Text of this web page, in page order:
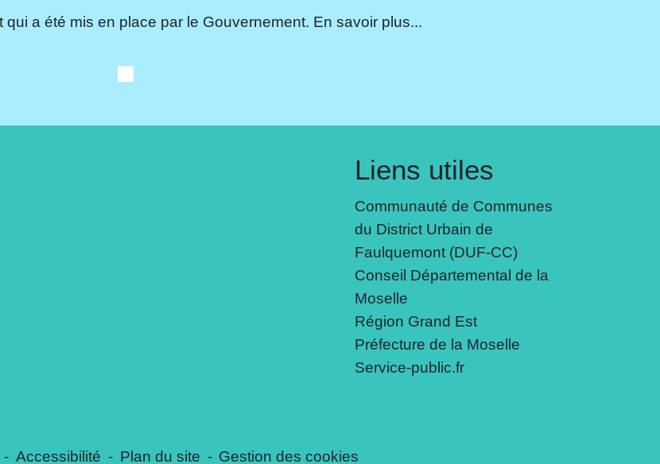
a été mis en place par le Gouvernement. En savoir plus...
Liens utiles
Communauté de Communes
du District Urbain de
Faulquemont (DUF-CC)
Conseil Départemental de la
Moselle
Région Grand Est
Préfecture de la Moselle
Service-public.fr
- Accessibilité - Plan du site - Gestion des cookies